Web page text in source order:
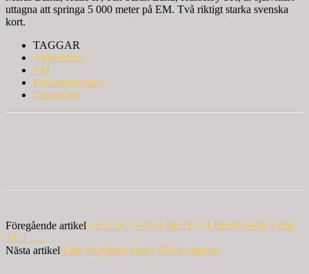
uttagna att springa 5 000 meter på EM. Två riktigt starka svenska
kort.
TAGGAR
Amsterdam
EM
Förbundskapten
Torneklint
Föregående artikelVILL DU VARA MED? VI BEHÖVER 2 000
TILL…..
Nästa artikelKalle Berglund under EM-kvalgräns